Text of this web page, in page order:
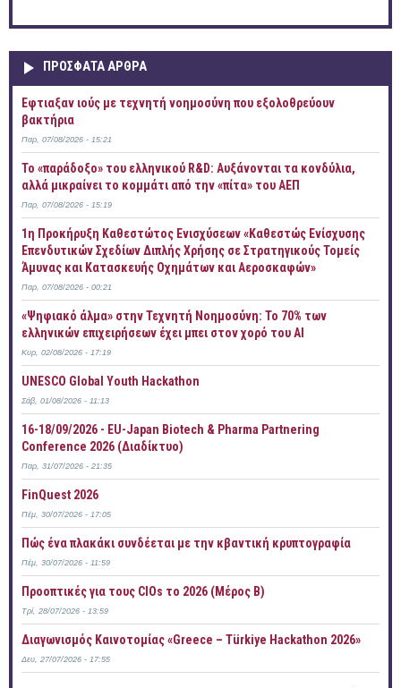
ΠΡOΣΦΑΤΑ AΡΘΡΑ
Έφτιαξαν ιούς με τεχνητή νοημοσύνη που εξολοθρεύουν
βακτήρια
Παρ, 07/08/2026 - 15:21
Το «παράδοξο» του ελληνικού R&D: Αυξάνονται τα κονδύλια,
αλλά μικραίνει το κομμάτι από την «πίτα» του ΑΕΠ
Παρ, 07/08/2026 - 15:19
1η Προκήρυξη Καθεστώτος Ενισχύσεων «Καθεστώς Ενίσχυσης
Επενδυτικών Σχεδίων Διπλής Χρήσης σε Στρατηγικούς Τομείς
Άμυνας και Κατασκευής Οχημάτων και Αεροσκαφών»
Παρ, 07/08/2026 - 00:21
«Ψηφιακό άλμα» στην Τεχνητή Νοημοσύνη: Το 70% των
ελληνικών επιχειρήσεων έχει μπει στον χορό του AI
Κυρ, 02/08/2026 - 17:19
UNESCO Global Youth Hackathon
Σάβ, 01/08/2026 - 11:13
16-18/09/2026 - EU-Japan Biotech & Pharma Partnering
Conference 2026 (Διαδίκτυο)
Παρ, 31/07/2026 - 21:35
FinQuest 2026
Πέμ, 30/07/2026 - 17:05
Πώς ένα πλακάκι συνδέεται με την κβαντική κρυπτογραφία
Πέμ, 30/07/2026 - 11:59
Προοπτικές για τους CIOs το 2026 (Μέρος Β)
Τρί, 28/07/2026 - 13:59
Διαγωνισμός Καινοτομίας «Greece – Türkiye Hackathon 2026»
Δευ, 27/07/2026 - 17:55